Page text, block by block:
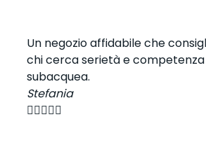
Un negozio affidabile che
chi cerca serietà e
subacquea.
Stefania
